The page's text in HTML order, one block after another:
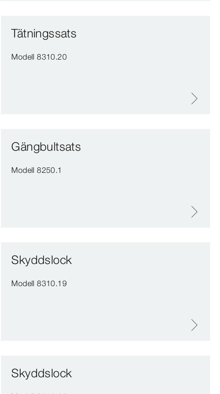
Tätningssats
Modell 8310.20
Gängbultsats
Modell 8250.1
Skyddslock
Modell 8310.19
Skyddslock